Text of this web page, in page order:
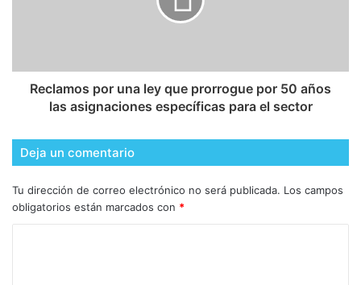
Reclamos por una ley que prorrogue por 50 años
las asignaciones específicas para el sector
Deja un comentario
Tu dirección de correo electrónico no será publicada. Los campos
obligatorios están marcados con *